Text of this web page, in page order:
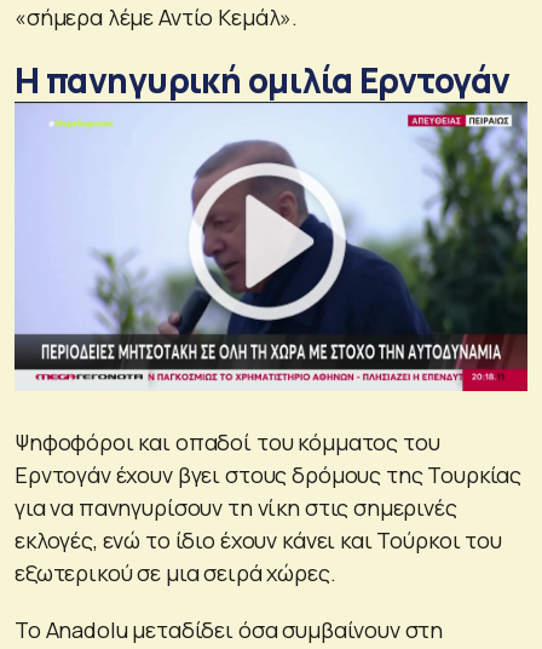
«σήμερα λέμε Αντίο Κεμάλ».
Η πανηγυρική ομιλία Ερντογάν
Ψηφοφόροι και οπαδοί του κόμματος του
Ερντογάν έχουν βγει στους δρόμους της Τουρκίας
για να πανηγυρίσουν τη νίκη στις σημερινές
εκλογές, ενώ το ίδιο έχουν κάνει και Τούρκοι του
εξωτερικού σε μια σειρά χώρες.
Το Anadolu μεταδίδει όσα συμβαίνουν στη